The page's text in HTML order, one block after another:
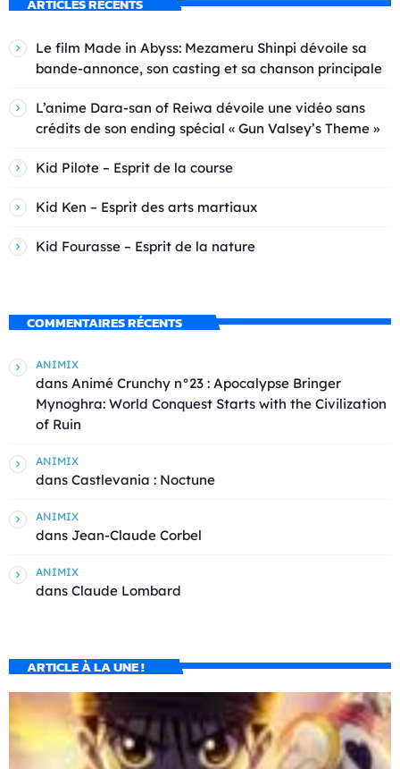
Le film Made in Abyss: Mezameru Shinpi dévoile sa
bande-annonce, son casting et sa chanson principale
L’anime Dara-san of Reiwa dévoile une vidéo sans
crédits de son ending spécial « Gun Valsey’s Theme »
Kid Pilote – Esprit de la course
Kid Ken – Esprit des arts martiaux
Kid Fourasse – Esprit de la nature
COMMENTAIRES RÉCENTS
ANIMIX
dans Animé Crunchy n°23 : Apocalypse Bringer
Mynoghra: World Conquest Starts with the Civilization
of Ruin
ANIMIX
dans Castlevania : Noctune
ANIMIX
dans Jean-Claude Corbel
ANIMIX
dans Claude Lombard
ARTICLE À LA UNE !